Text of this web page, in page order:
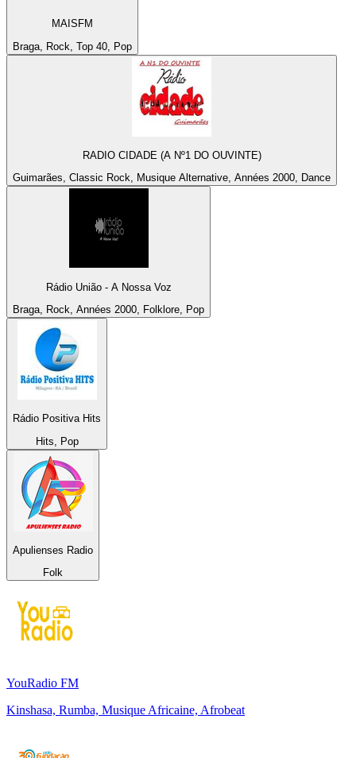
MAISFM
Braga, Rock, Top 40, Pop
RADIO CIDADE (A Nº1 DO OUVINTE)
Guimarães, Classic Rock, Musique Alternative, Années 2000, Dance
Rádio União - A Nossa Voz
Braga, Rock, Années 2000, Folklore, Pop
Rádio Positiva Hits
Hits, Pop
Apulienses Radio
Folk
YouRadio FM
Kinshasa, Rumba, Musique Africaine, Afrobeat